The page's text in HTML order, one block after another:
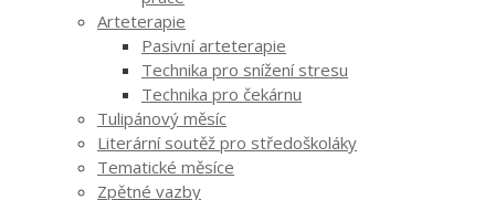
Arteterapie
Pasivní arteterapie
Technika pro snížení stresu
Technika pro čekárnu
Tulipánový měsíc
Literární soutěž pro středoškoláky
Tematické měsíce
Zpětné vazby